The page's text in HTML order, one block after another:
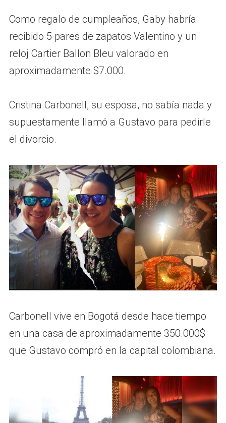
Como regalo de cumpleaños, Gaby habría
recibido 5 pares de zapatos Valentino y un
reloj Cartier Ballon Bleu valorado en
aproximadamente $7.000.
Cristina Carbonell, su esposa, no sabía nada y
supuestamente llamó a Gustavo para pedirle
el divorcio.
Carbonell vive en Bogotá desde hace tiempo
en una casa de aproximadamente 350.000$
que Gustavo compró en la capital colombiana.